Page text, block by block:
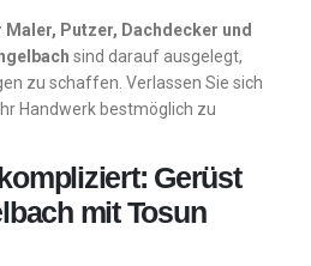
Putzer, Dachdecker und
sind darauf ausgelegt,
zu schaffen. Verlassen Sie sich
Handwerk bestmöglich zu
Gerüst
mit Tosun